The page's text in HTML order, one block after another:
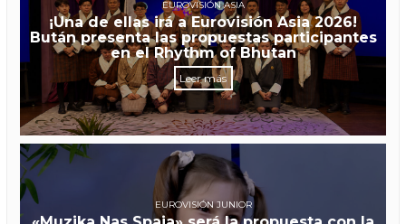
EUROVISIÓN ASIA
¡Una de ellas irá a Eurovisión Asia 2026!
Bután presenta las propuestas participantes
en el Rhythm of Bhutan
Leer más
EUROVISIÓN JUNIOR